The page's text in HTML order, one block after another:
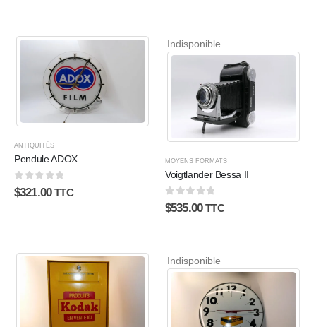
ANTIQUITÉS
Pendule ADOX
0sur 5
$321.00 TTC
Indisponible
MOYENS FORMATS
Voigtlander Bessa II
0sur 5
$535.00 TTC
Indisponible